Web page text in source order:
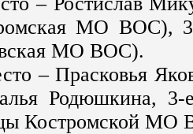
МО ВОС),
МО ВОС).
– Прасковья
Родюшкина,
Костромской МО